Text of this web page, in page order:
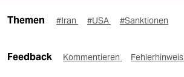
Themen #Iran #USA #Sanktionen
Feedback Kommentieren Fehlerhinweis